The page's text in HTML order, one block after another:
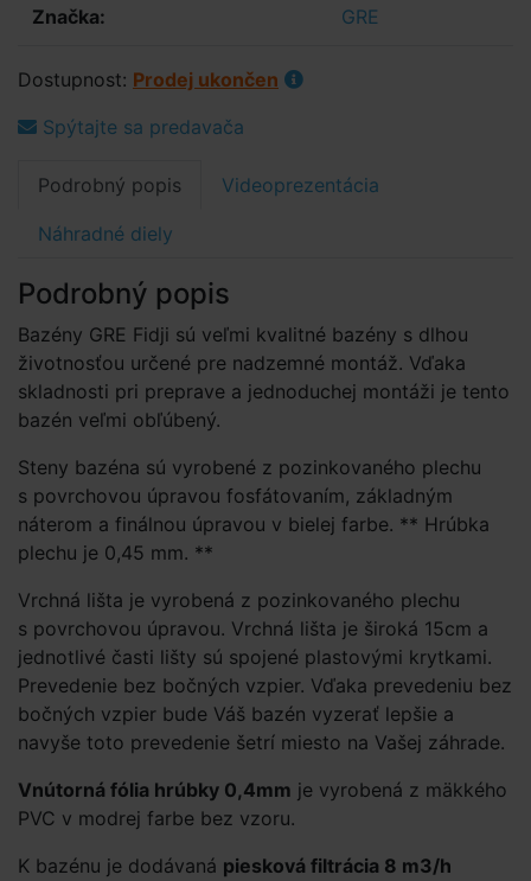
Značka: GRE
Dostupnost: Prodej ukončen
Spýtajte sa predavača
Podrobný popis Videoprezentácia
Náhradné diely
Podrobný popis
Bazény GRE Fidji sú veľmi kvalitné bazény s dlhou
životnosťou určené pre nadzemné montáž. Vďaka
skladnosti pri preprave a jednoduchej montáži je tento
bazén veľmi obľúbený.
Steny bazéna sú vyrobené z pozinkovaného plechu
s povrchovou úpravou fosfátovaním, základným
náterom a finálnou úpravou v bielej farbe. ** Hrúbka
plechu je 0,45 mm. **
Vrchná lišta je vyrobená z pozinkovaného plechu
s povrchovou úpravou. Vrchná lišta je široká 15cm a
jednotlivé časti lišty sú spojené plastovými krytkami.
Prevedenie bez bočných vzpier. Vďaka prevedeniu bez
bočných vzpier bude Váš bazén vyzerať lepšie a
navyše toto prevedenie šetrí miesto na Vašej záhrade.
Vnútorná fólia hrúbky 0,4mm je vyrobená z mäkkého
PVC v modrej farbe bez vzoru.
K bazénu je dodávaná piesková filtrácia 8 m3/h